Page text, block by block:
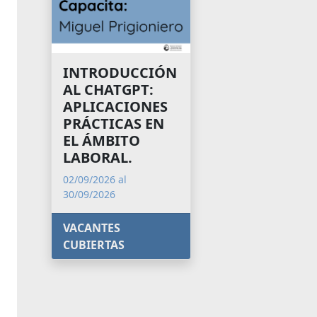
INTRODUCCIÓN
AL CHATGPT:
APLICACIONES
PRÁCTICAS EN
EL ÁMBITO
LABORAL.
02/09/2026 al
30/09/2026
VACANTES
CUBIERTAS